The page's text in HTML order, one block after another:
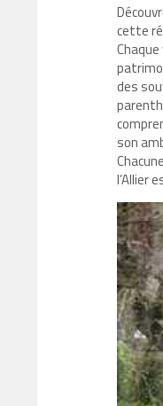
cette
des
son
l’Allier